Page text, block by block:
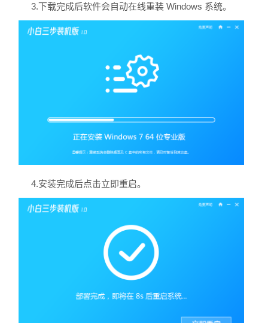
3.下载完成后软件会自动在线重装 Windows 系统。
4.安装完成后点击立即重启。